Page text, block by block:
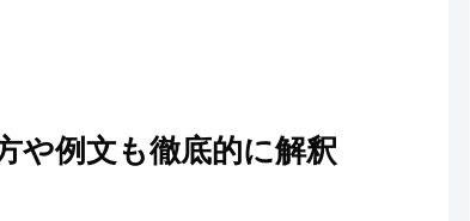
や例文も徹底的に解釈